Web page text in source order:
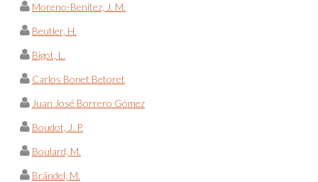
Moreno-Benítez, J. M.
Beutler, H.
Bigot, L.
Carlos Bonet Betoret
Juan José Borrero Gómez
Boudot, J. P.
Boulard, M.
Brändel, M.